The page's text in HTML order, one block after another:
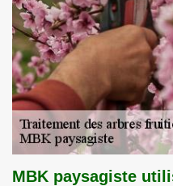
MBK paysagiste